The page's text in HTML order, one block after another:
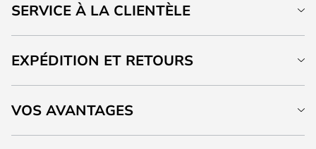
SERVICE À LA CLIENTÈLE
EXPÉDITION ET RETOURS
VOS AVANTAGES